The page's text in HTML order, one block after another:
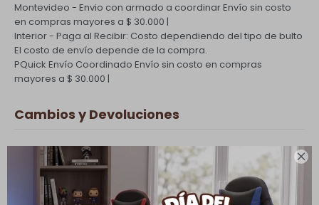

Montevideo - Envio con armado a coordinarEnvío sin costo
en compras mayores a $ 30.000 |
Interior - Paga al Recibir: Costo dependiendo del tipo de bulto
El costo de envío depende de la compra.
PQuick Envío Coordinado Envío sin costo en compras
mayores a $ 30.000 |
Cambios y Devoluciones
Todas las compras realizadas tienen un plazo de 5 días para
su cambio.
Ver mas